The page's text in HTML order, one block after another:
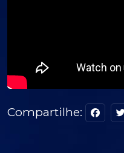
Compartilhe: